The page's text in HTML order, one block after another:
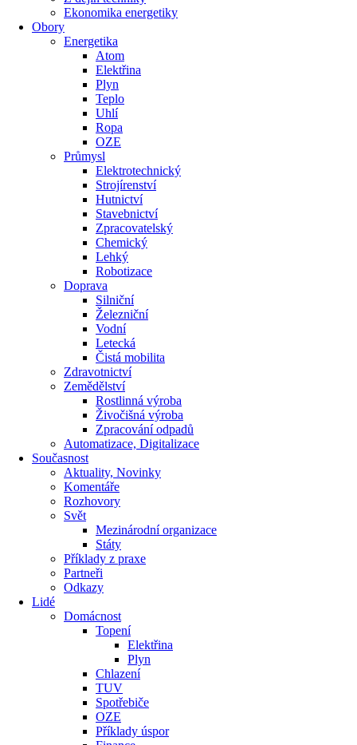
Ekonomika energetiky
Obory
Energetika
Atom
Elektřina
Plyn
Teplo
Uhlí
Ropa
OZE
Průmysl
Elektrotechnický
Strojírenství
Hutnictví
Stavebnictví
Zpracovatelský
Chemický
Lehký
Robotizace
Doprava
Silniční
Železniční
Vodní
Letecká
Čistá mobilita
Zdravotnictví
Zemědělství
Rostlinná výroba
Živočišná výroba
Zpracování odpadů
Automatizace, Digitalizace
Současnost
Aktuality, Novinky
Komentáře
Rozhovory
Svět
Mezinárodní organizace
Státy
Příklady z praxe
Partneři
Odkazy
Lidé
Domácnost
Topení
Elektřina
Plyn
Chlazení
TUV
Spotřebiče
OZE
Příklady úspor